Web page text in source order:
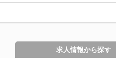
求人情報から探す